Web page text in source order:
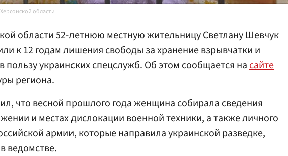
области
области 52-летнюю местную жительницу Светлану Шевчук
к 12 годам лишения свободы за хранение взрывчатки и
украинских спецслужб. Об этом сообщается насайте
региона.
что весной прошлого года женщина собирала сведения
и местах дислокации военной техники, а также личного
армии, которые направила украинской разведке,
ведомстве.